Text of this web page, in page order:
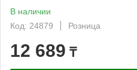
В наличии
Код: 24879
Розница
12 689 ₸